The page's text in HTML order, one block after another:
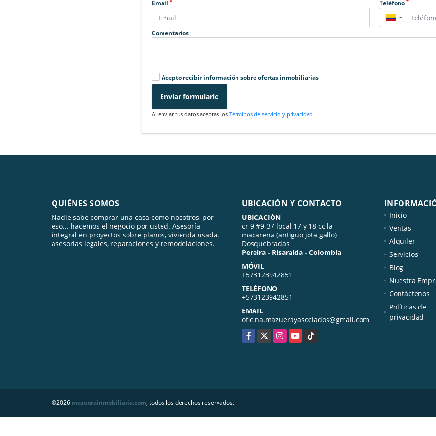
Email* Teléfono *
▼
Comentarios
Acepto recibir información sobre ofertas inmobiliarias
Enviar formulario
Al enviar tus datos aceptas losTérminos de servicio y privacidad
QUIÉNES SOMOS
Nadie sabe comprar una casa como nosotros, por
eso... hacemos el negocio por usted. Asesoría
integral en proyectos sobre planos, vivienda usada,
asesorías legales, reparaciones y remodelaciones.
UBICACIÓN Y CONTACTO
UBICACIÓN
cr 9 #9-37 local 17 y 18 cc la
macarena (antiguo jota gallo)
Dosquebradas
Pereira - Risaralda - Colombia
MÓVIL
+573123942851
TELÉFONO
+573123942851
EMAIL
oficina.mazuerayasociados@gmail.com
Facebook
X InstagramYouTubeTikTok
Inicio
Ventas
Alquiler
Servicios
Blog
Nuestra
Contáctenos
Políticas de
privacidad
©2026 mazuerainmobiliaria.com, todos los derechos reservados.